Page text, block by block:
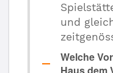
und
Welche
Haus dem